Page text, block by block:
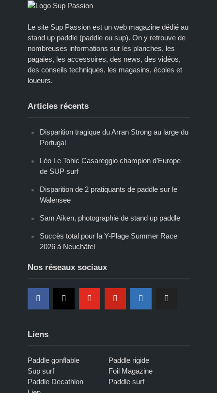
Le site Sup Passion est un web magazine dédié au
stand up paddle (paddle ou sup). On y retrouve de
nombreuses informations sur les planches, les
pagaies, les accessoires, des news, des vidéos,
des conseils techniques, les magasins, écoles et
loueurs.
Articles récents
Disparition tragique du Arran Strong au large du
Portugal
Léo Le Tohic Casareggio champion d’Europe
de SUP surf
Disparition de 2 pratiquants de paddle sur le
Walensee
Sam Aiken, photographie de stand up paddle
Succès total pour la Y-Plage Summer Race
2026 à Neuchâtel
Nos réseaux sociaux
Liens
Paddle gonflable
Paddle rigide
Sup surf
Foil Magazine
Paddle Decathlon
Paddle surf